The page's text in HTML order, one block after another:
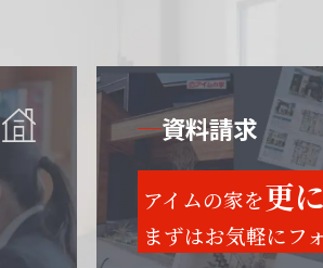
資料請求
アイムの家を更
まずはお気軽にフ